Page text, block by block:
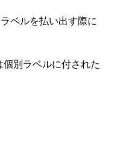
ベルを払い出す際に
別ラベルに付された